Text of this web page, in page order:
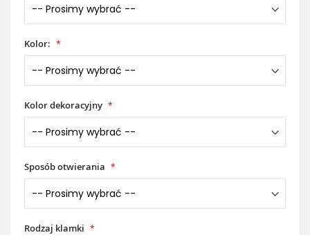
Kolor:
Kolor dekoracyjny
Sposób otwierania
Rodzaj klamki